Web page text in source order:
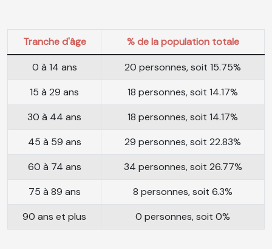
Tranche d'âge
% de la population totale
0 à 14 ans
20 personnes, soit 15.75%
15 à 29 ans
18 personnes, soit 14.17%
30 à 44 ans
18 personnes, soit 14.17%
45 à 59 ans
29 personnes, soit 22.83%
60 à 74 ans
34 personnes, soit 26.77%
75 à 89 ans
8 personnes, soit 6.3%
90 ans et plus
0 personnes, soit 0%